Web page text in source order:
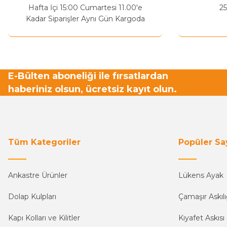
Hafta İçi 15:00 Cumartesi 11.00'e
Kadar Siparişler Aynı Gün Kargoda
E-Bülten aboneliği ile fırsatlardan
haberiniz olsun, ücretsiz kayıt olun.
Tüm Kategoriler
Ankastre Ürünler
Dolap Kulpları
Kapı Kolları ve Kilitler
Popüler
Lükens Ayak
Çamaşır
Kıyafet Askısı